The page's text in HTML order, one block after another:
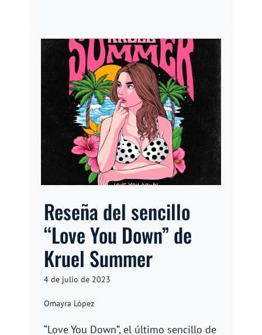
Reseña del sencillo
“Love You Down” de
Kruel Summer
4 de julio de 2023
Omayra López
“Love You Down”, el último sencillo de